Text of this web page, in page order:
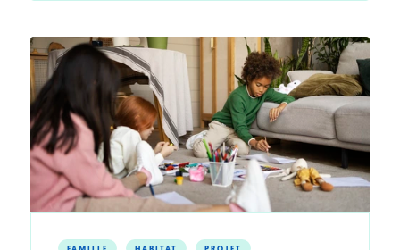
vieillit,
indice
PEB
aussi
:
opération
coup
jeune